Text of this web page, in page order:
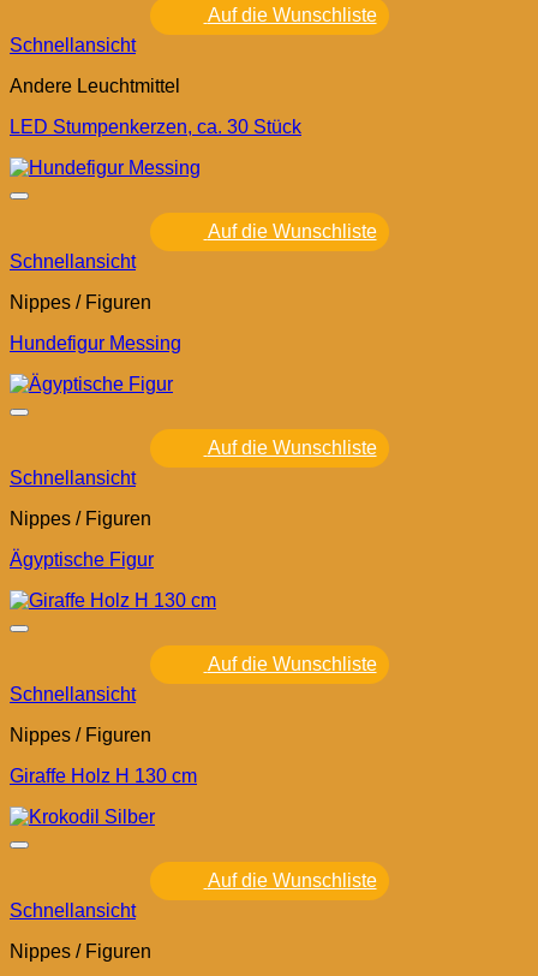
Auf die Wunschliste
Schnellansicht
Andere Leuchtmittel
LED Stumpenkerzen, ca. 30 Stück
Auf die Wunschliste
Schnellansicht
Nippes / Figuren
Hundefigur Messing
Auf die Wunschliste
Schnellansicht
Nippes / Figuren
Ägyptische Figur
Auf die Wunschliste
Schnellansicht
Nippes / Figuren
Giraffe Holz H 130 cm
Auf die Wunschliste
Schnellansicht
Nippes / Figuren